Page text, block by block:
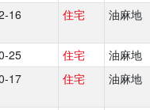
16 住宅 油麻地
25 住宅 油麻地
17
住宅 油麻地